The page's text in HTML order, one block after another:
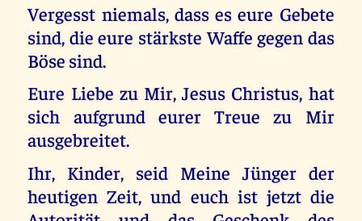
Vergesst niemals, dass es eure Gebete
sind, die eure stärkste Waffe gegen das
Böse sind.
Eure Liebe zu Mir, Jesus Christus, hat
sich aufgrund eurer Treue zu Mir
ausgebreitet.
Ihr, Kinder, seid Meine Jünger der
heutigen Zeit, und euch ist jetzt die